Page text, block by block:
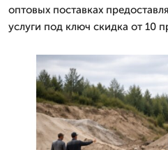
оптовых поставках
услуги под ключ скидка от 10